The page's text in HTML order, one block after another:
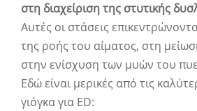
στη διαχείριση της στυτικής
Αυτές οι στάσεις
της ροής του αίματος, στη
στην ενίσχυση των μυών του
Εδώ είναι μερικές από τις
γιόγκα για ED: